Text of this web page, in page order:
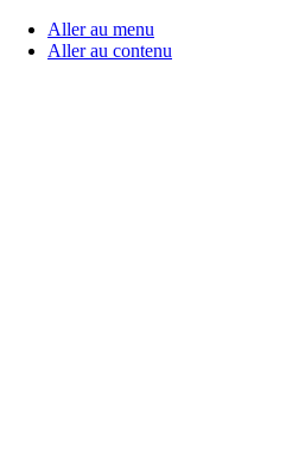
Aller au menu
Aller au contenu